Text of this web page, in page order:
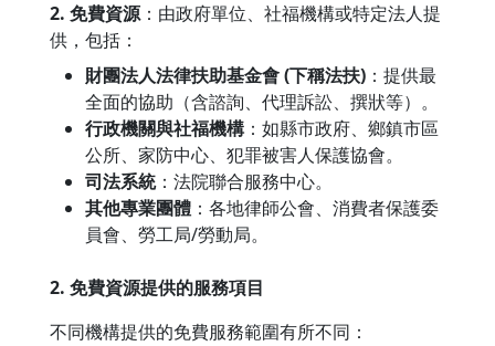
2. 免費資源：由政府單位、社福機構或特定法人提
供，包括：
財團法人法律扶助基金會 (下稱法扶)：提供最
全面的協助（含諮詢、代理訴訟、撰狀等）。
行政機關與社福機構：如縣市政府、鄉鎮市區
公所、家防中心、犯罪被害人保護協會。
司法系統：法院聯合服務中心。
其他專業團體：各地律師公會、消費者保護委
員會、勞工局/勞動局。
2. 免費資源提供的服務項目
不同機構提供的免費服務範圍有所不同：